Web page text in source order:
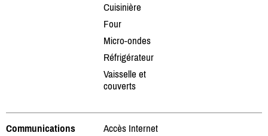
Cuisinière
Four
Micro-ondes
Réfrigérateur
Vaisselle et
couverts
Communications Accès Internet